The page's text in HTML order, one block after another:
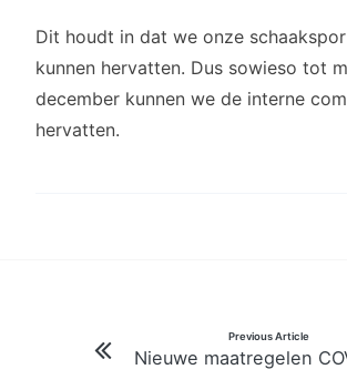
Dit houdt in dat we onze
kunnen hervatten. Dus sowieso tot
december kunnen we de interne
hervatten.
navigatie
Previous Article
Nieuwe maatregelen